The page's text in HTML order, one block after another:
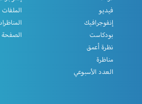
فيديو
إنفوجرافيك
بودكاست
نظرة أعمق
مناظرة
العدد الأسبوعي
الملفات
الصفحة